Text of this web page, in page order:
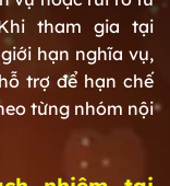
tham gia tại
hạn nghĩa vụ,
trợ để hạn chế
từng nhóm nội